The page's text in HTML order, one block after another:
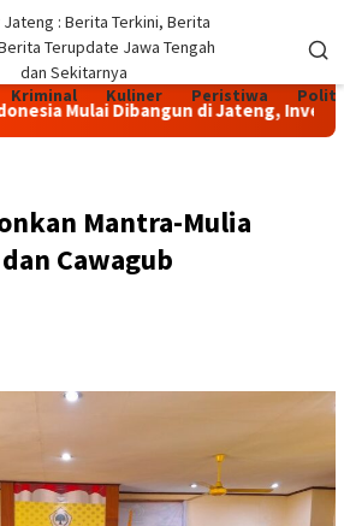
Kriminal Kuliner Peristiwa
Mulai Dibangun di Jateng, Investasi
Mantra-Mulia
Cawagub